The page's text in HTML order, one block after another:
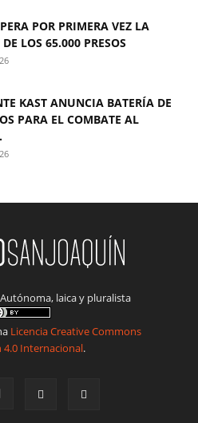
POR PRIMERA VEZ LA
DE LOS 65.000 PRESOS
KAST ANUNCIA BATERÍA DE
PARA EL COMBATE AL
laica y pluralista
Licencia Creative Commons
4.0 Internacional.